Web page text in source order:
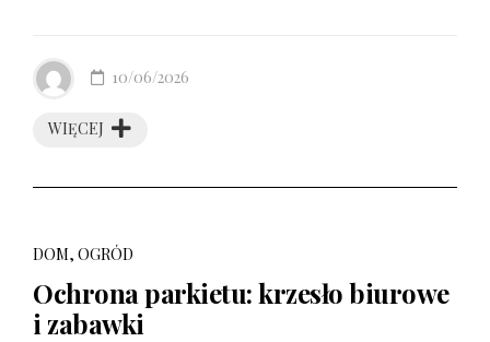
WIĘCEJ
10/06/2026
DOM, OGRÓD
Ochrona parkietu: krzesło biurowe
i zabawki